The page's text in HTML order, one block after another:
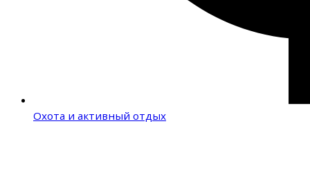
Охота и активный отдых